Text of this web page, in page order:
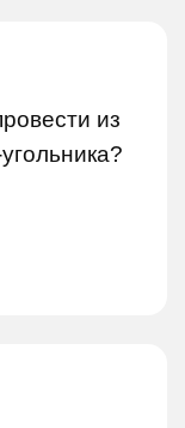
из